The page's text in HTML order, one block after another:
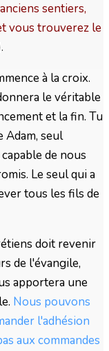
sentiers,
vous trouverez le
à la croix.
le véritable
et la fin. Tu
Adam, seul
de nous
Le seul qui a
tous les fils de
doit revenir
de l'évangile,
apportera une
Nous pouvons
l'adhésion
aux commandes